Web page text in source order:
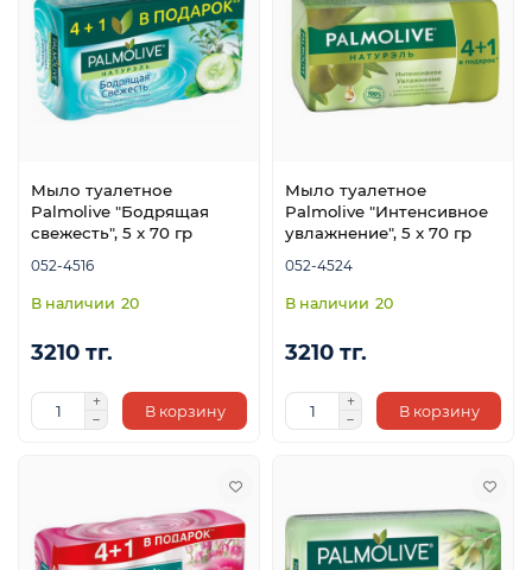
Мыло туалетное
Palmolive "Бодрящая
свежесть", 5 x 70 гр
052-4516
20
3210 тг.
В корзину
Мыло туалетное
Palmolive "Интенсивное
увлажнение", 5 x 70 гр
052-4524
20
3210 тг.
В корзину